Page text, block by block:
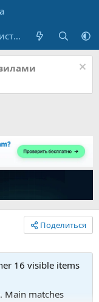
Поделиться
16 visible items
Main matches